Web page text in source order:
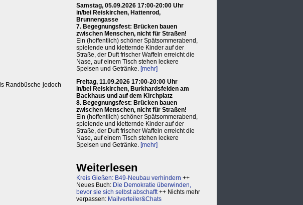
Randbüsche jedoch
Samstag, 05.09.2026 17:00-20:00 Uhr
in/bei Reiskirchen, Hattenrod,
Brunnengasse
7. Begegnungsfest: Brücken bauen
zwischen Menschen, nicht für Straßen!
Ein (hoffentlich) schöner Spätsommerabend,
spielende und kletternde Kinder auf der
Straße, der Duft frischer Waffeln erreicht die
Nase, auf einem Tisch stehen leckere
Speisen und Getränke. [mehr]
Freitag, 11.09.2026 17:00-20:00 Uhr
in/bei Reiskirchen, Burkhardsfelden am
Backhaus und auf dem Kirchplatz
8. Begegnungsfest: Brücken bauen
zwischen Menschen, nicht für Straßen!
Ein (hoffentlich) schöner Spätsommerabend,
spielende und kletternde Kinder auf der
Straße, der Duft frischer Waffeln erreicht die
Nase, auf einem Tisch stehen leckere
Speisen und Getränke. [mehr]
Weiterlesen
Kreis Gießen: B49-Neubau verhindern ++
Neues Buch: Die Demokratie überwinden,
bevor sie sich selbst abschafft++ Nichts mehr
verpassen: Mailverteiler&Chats